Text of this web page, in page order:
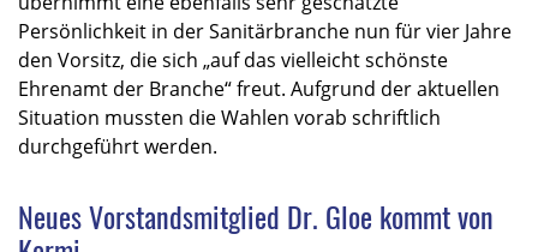
Persönlichkeit in der Sanitärbranche nun für vier Jahre
den Vorsitz, die sich „auf das vielleicht schönste
Ehrenamt der Branche“ freut. Aufgrund der aktuellen
Situation mussten die Wahlen vorab schriftlich
durchgeführt werden.
Neues Vorstandsmitglied Dr. Gloe kommt von